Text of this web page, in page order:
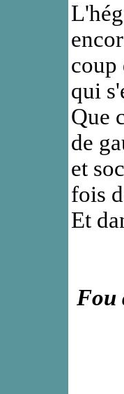
coup
qui
Que
de
et
fois
Et
Fou